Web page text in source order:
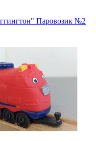
Паровозик №2